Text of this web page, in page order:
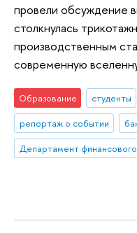
провели обсуждение
столкнулась
производственным
современную
Образование студенты
репортаж о событии